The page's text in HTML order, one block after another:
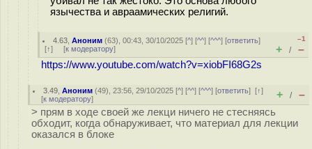
язычества и авраамических религий.
4.63 ,Аноним (63), 00:43, 30/10/2025 [^] [^^] [^^^] [ответить]
[↑] [к модератору]
–1
+ / –
https://www.youtube.com/watch?v=xiobFI68G2s
3.49 ,Аноним (49), 23:56, 29/10/2025 [^] [^^] [^^^] [ответить][↑]
[к модератору] + / –
> прям в ходе своей же лекци ничего не стесняясь
обходит, когда обнаруживает, что материал для лекции
оказался в блоке